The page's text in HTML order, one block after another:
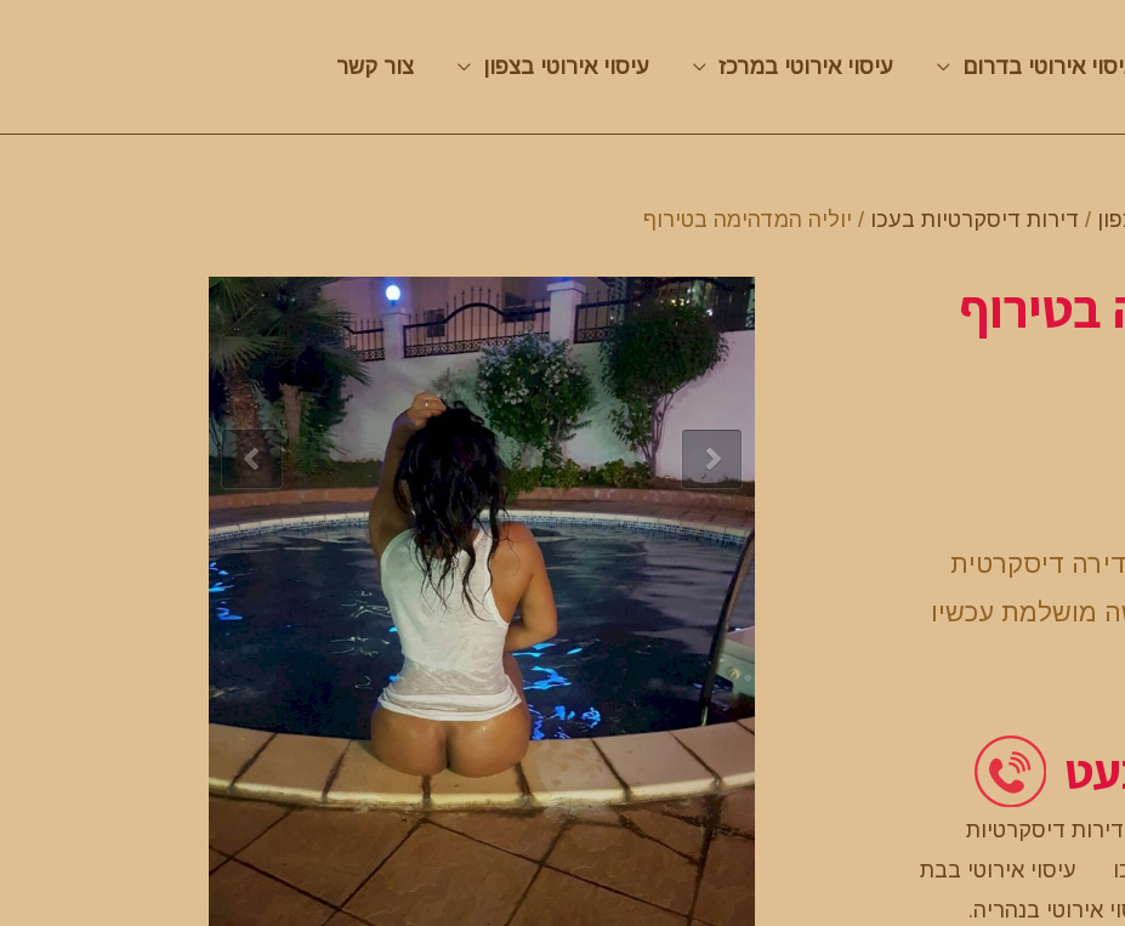
אירוטי בדרום עיסוי אירוטי במרכז עיסוי אירוטי בצפון צור קשר
/ דירות דיסקרטיות בעכו / יוליה המדהימה בטירוף
בטירוף
דיסקרטית
מושלמת עכשיו
דירות דיסקרטיות
עיסוי אירוטי בבת
אירוטי בנהריה.